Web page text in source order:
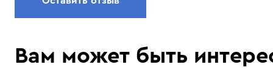
Вам может быть